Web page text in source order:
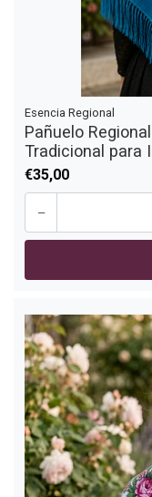
Esencia Regional
Pañuelo
Tradicional para
€35,00
-